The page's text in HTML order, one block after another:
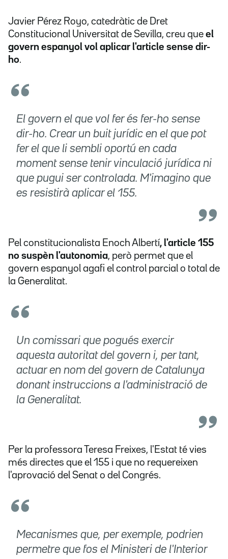
Javier Pérez Royo, catedràtic de Dret
Constitucional Universitat de Sevilla, creu que el
govern espanyol vol aplicar l'article sense dir-
ho.
El govern el que vol fer és fer-ho sense
dir-ho. Crear un buit jurídic en el que pot
fer el que li sembli oportú en cada
moment sense tenir vinculació jurídica ni
que pugui ser controlada. M'imagino que
es resistirà aplicar el 155.
Pel constitucionalista Enoch Albertí, l'article 155
no suspèn l'autonomia, però permet que el
govern espanyol agafi el control parcial o total de
la Generalitat.
Un comissari que pogués exercir
aquesta autoritat del govern i, per tant,
actuar en nom del govern de Catalunya
donant instruccions a l'administració de
la Generalitat.
Per la professora Teresa Freixes, l'Estat té vies
més directes que el 155 i que no requereixen
l'aprovació del Senat o del Congrés.
Mecanismes que, per exemple, podrien
permetre que fos el Ministeri de l'Interior